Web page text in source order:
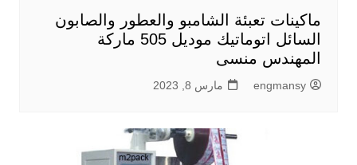
ماكينات تعبئة الشامبو والعطور والصابون
السائل اتوماتيك موديل 505 ماركة
المهندس منسى
engmansy مارس 8, 2023